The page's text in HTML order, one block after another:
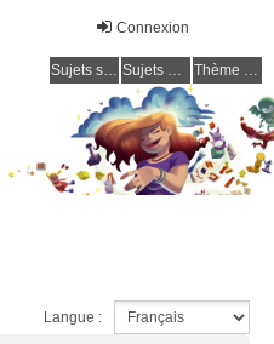
Connexion
Sujets sans réponse Sujets actifs Thème clair / foncé
Langue :